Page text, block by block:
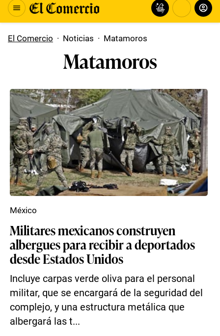
El Comercio · Noticias · Matamoros
Matamoros
Militares mexicanos construyen
albergues para recibir a deportados
desde Estados Unidos
Incluye carpas verde oliva para el personal
militar, que se encargará de la seguridad del
complejo, y una estructura metálica que
albergará las t...
México